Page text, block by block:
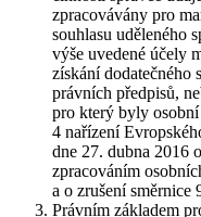
zpracovávány pro
souhlasu uděleného
výše uvedené účely
získání dodatečného
právních předpisů,
pro který byly osobní
4 nařízení
dne 27. dubna 2016
zpracováním
a o zrušení směrnice
Právním základem